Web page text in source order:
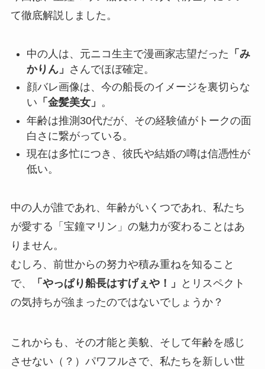
て徹底解説しました。
中の人は、元ニコ生主で漫画家志望だった 「み
かりん」 さんでほぼ確定。
顔バレ画像は、今の船長のイメージを裏切らな
い 「金髪美女」 。
年齢は推測30代だが、その経験値がトークの面
白さに繋がっている。
現在は多忙につき、彼氏や結婚の噂は信憑性が
低い。
中の人が誰であれ、年齢がいくつであれ、私たち
が愛する「宝鐘マリン」の魅力が変わることはあ
りません。
むしろ、前世からの努力や積み重ねを知ること
で、
「やっぱり船長はすげぇや！」
とリスペクト
の気持ちが強まったのではないでしょうか？
これからも、その才能と美貌、そして年齢を感じ
させない（？）パワフルさで、私たちを新しい世